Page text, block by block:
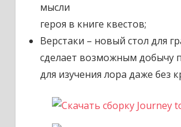
мысли
героя в книге квестов;
Верстаки – новый стол для
сделает возможным добычу
для изучения лора даже без